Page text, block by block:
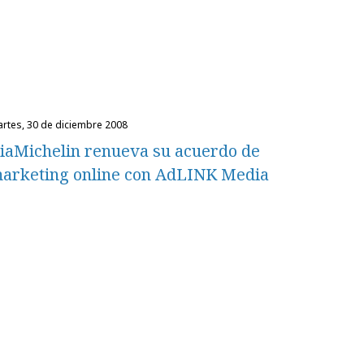
30 de diciembre 2008
renueva su acuerdo de
online con AdLINK Media